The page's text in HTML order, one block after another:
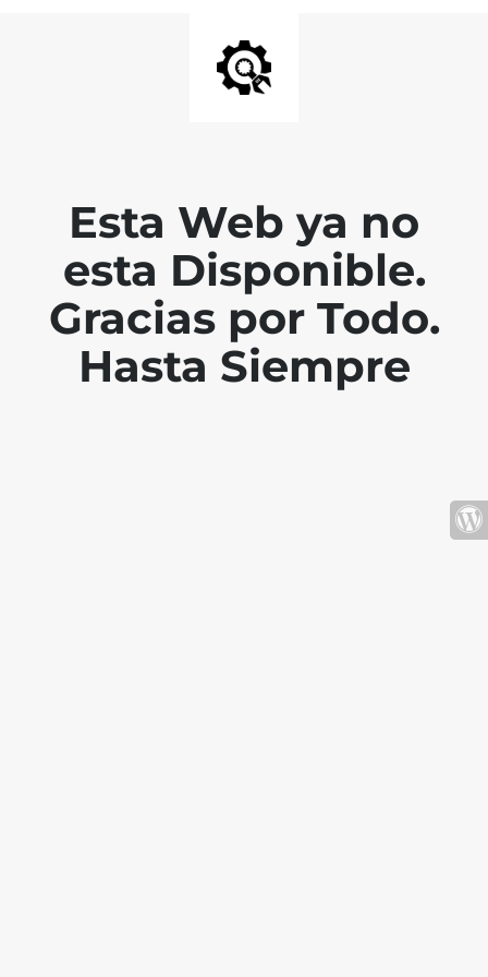
Esta Web ya no
esta Disponible.
Gracias por Todo.
Hasta Siempre